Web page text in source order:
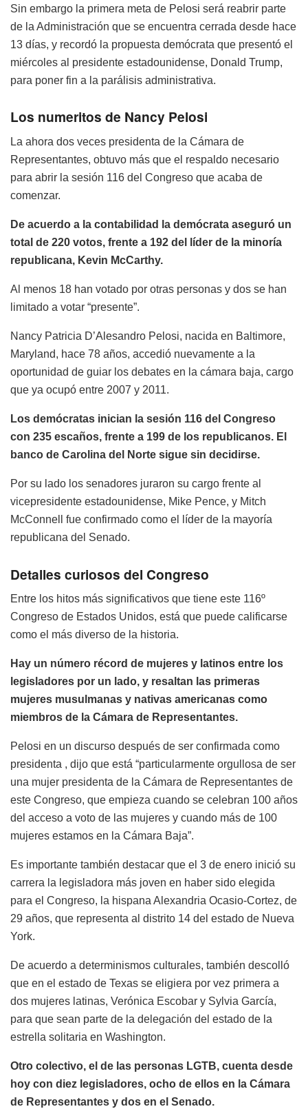
Sin embargo la primera meta de Pelosi será reabrir parte
de la Administración que se encuentra cerrada desde hace
13 días, y recordó la propuesta demócrata que presentó el
miércoles al presidente estadounidense, Donald Trump,
para poner fin a la parálisis administrativa.
Los numeritos de Nancy Pelosi
La ahora dos veces presidenta de la Cámara de
Representantes, obtuvo más que el respaldo necesario
para abrir la sesión 116 del Congreso que acaba de
comenzar.
De acuerdo a la contabilidad la demócrata aseguró un
total de 220 votos, frente a 192 del líder de la minoría
republicana, Kevin McCarthy.
Al menos 18 han votado por otras personas y dos se han
limitado a votar “presente”.
Nancy Patricia D’Alesandro Pelosi, nacida en Baltimore,
Maryland, hace 78 años, accedió nuevamente a la
oportunidad de guiar los debates en la cámara baja, cargo
que ya ocupó entre 2007 y 2011.
Los demócratas inician la sesión 116 del Congreso
con 235 escaños, frente a 199 de los republicanos. El
banco de Carolina del Norte sigue sin decidirse.
Por su lado los senadores juraron su cargo frente al
vicepresidente estadounidense, Mike Pence, y Mitch
McConnell fue confirmado como el líder de la mayoría
republicana del Senado.
Detalles curiosos del Congreso
Entre los hitos más significativos que tiene este 116º
Congreso de Estados Unidos, está que puede calificarse
como el más diverso de la historia.
Hay un número récord de mujeres y latinos entre los
legisladores por un lado, y resaltan las primeras
mujeres musulmanas y nativas americanas como
miembros de la Cámara de Representantes.
Pelosi en un discurso después de ser confirmada como
presidenta , dijo que está “particularmente orgullosa de ser
una mujer presidenta de la Cámara de Representantes de
este Congreso, que empieza cuando se celebran 100 años
del acceso a voto de las mujeres y cuando más de 100
mujeres estamos en la Cámara Baja”.
Es importante también destacar que el 3 de enero inició su
carrera la legisladora más joven en haber sido elegida
para el Congreso, la hispana Alexandria Ocasio-Cortez, de
29 años, que representa al distrito 14 del estado de Nueva
York.
De acuerdo a determinismos culturales, también descolló
que en el estado de Texas se eligiera por vez primera a
dos mujeres latinas, Verónica Escobar y Sylvia García,
para que sean parte de la delegación del estado de la
estrella solitaria en Washington.
Otro colectivo, el de las personas LGTB, cuenta desde
hoy con diez legisladores, ocho de ellos en la Cámara
de Representantes y dos en el Senado.